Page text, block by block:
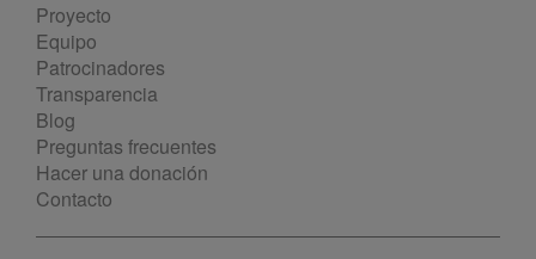
Proyecto
Equipo
Patrocinadores
Transparencia
Blog
Preguntas frecuentes
Hacer una donación
Contacto